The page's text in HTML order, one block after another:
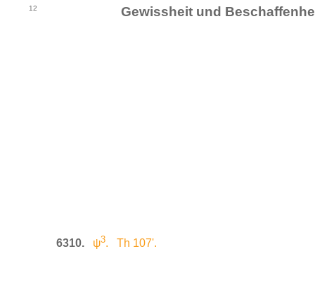
12 Gewissheit und
6310. ψ3. Th 107'.